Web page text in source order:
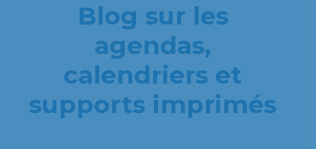
Blog sur les
agendas,
calendriers et
supports imprimés